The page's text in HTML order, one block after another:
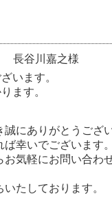
長谷川嘉之様
います。
ます。
にありがとうござ
幸いでございます。
気軽にお問い合わ
たしております。